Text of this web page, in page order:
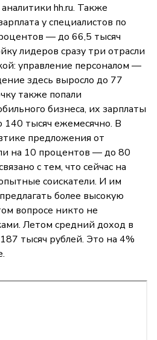
hh.ru. Также
у специалистов по
— до 66,5 тысяч
лидеров сразу три отрасли
управление персоналом —
здесь выросло до 77
также попали
бизнеса, их зарплаты
140 тысяч ежемесячно. В
предложения от
на 10 процентов — до 80
с тем, что сейчас на
соискатели. И им
более высокую
вопросе никто не
Летом средний доход в
тысяч рублей. Это на 4%